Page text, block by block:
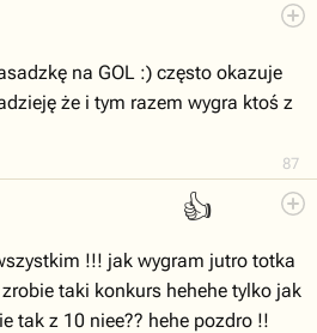
87
na GOL :) często okazuje
że i tym razem wygra ktoś z
👍
!!! jak wygram jutro totka
taki konkurs hehehe tylko jak
tak z 10 niee?? hehe pozdro !!